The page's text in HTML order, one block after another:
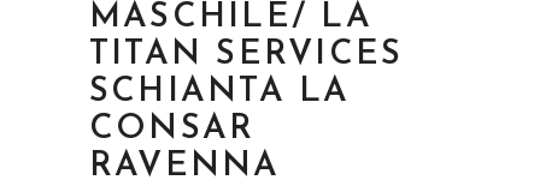
MASCHILE/ LA
TITAN SERVICES
SCHIANTA LA
CONSAR
RAVENNA